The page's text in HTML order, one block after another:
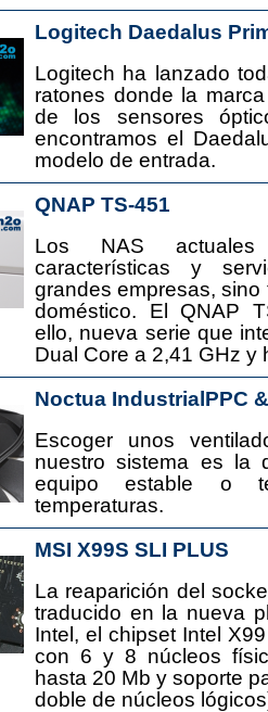
Logitech Daedalus
Logitech ha lanzado
ratones donde la
de los sensores
encontramos el
modelo de entrada.
QNAP TS-451
Los NAS
características y
grandes empresas,
doméstico. El QNAP
ello, nueva serie que
Dual Core a 2,41 GHz y
Noctua IndustrialPPC
Escoger unos
nuestro sistema es la
equipo estable o
temperaturas.
MSI X99S SLI PLUS
La reaparición del
traducido en la nueva
Intel, el chipset Intel
con 6 y 8 núcleos
hasta 20 Mb y soporte
doble de núcleos